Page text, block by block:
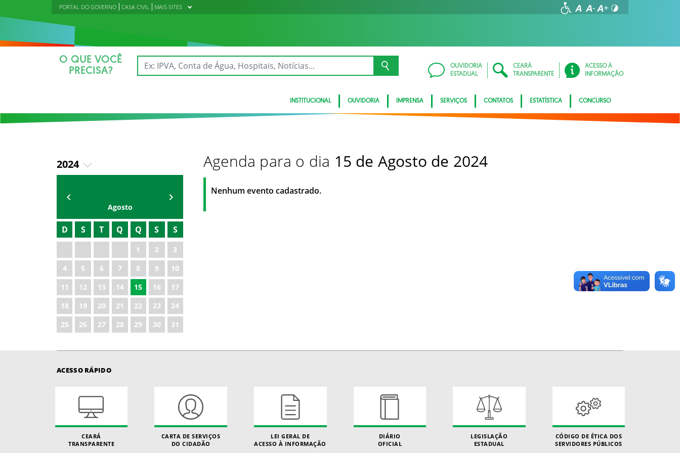
PORTAL DO GOVERNO CASA CIVIL MAIS SITES
O QUE VOCÊ
PRECISA?
OUVIDORIA
ESTADUAL
CEARÁ
TRANSPARENTE
ACESSO À
INFORMAÇÃO
INSTITUCIONAL OUVIDORIA IMPRENSA SERVIÇOS CONTATOS ESTATÍSTICA CONCURSO
2024
2019
2020
2021
2022
2023
2025
2026
Agosto
D S T Q Q S S
1 2
3
4
5 6 7 8 9
10
11
12 13 14 15 16
17
18
19 20 21 22 23
24
25
26 27 28 29 30 31
Agenda para o dia 15 de Agosto de 2024
Nenhum evento cadastrado.
ACESSO RÁPIDO
CEARÁ
TRANSPARENTE
CARTA DE SERVIÇOS
DO CIDADÃO
LEI GERAL DE
ACESSO À INFORMAÇÃO
DIÁRIO
OFICIAL
LEGISLAÇÃO
ESTADUAL
CÓDIGO DE ÉTICA DOS
SERVIDORES PÚBLICOS